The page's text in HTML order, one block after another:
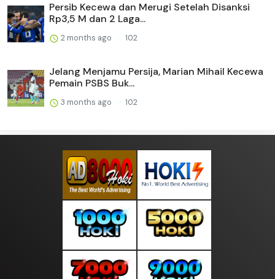
Persib Kecewa dan Merugi Setelah Disanksi
Rp3,5 M dan 2 Laga...
2 months ago 102
Jelang Menjamu Persija, Marian Mihail Kecewa
Pemain PSBS Buk...
3 months ago 102